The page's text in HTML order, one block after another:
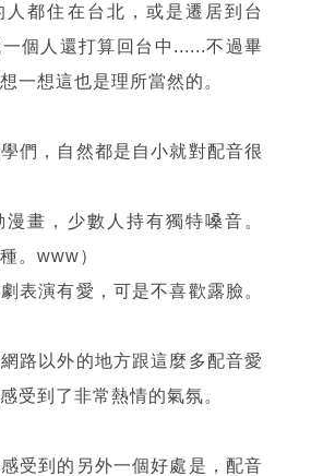
人都住在台北，或是遷居到台
個人還打算回台中......不過畢
一想這也是理所當然的。
們，自然都是自小就對配音很
畫，少數人持有獨特嗓音。
。www）
表演有愛，可是不喜歡露臉。
路以外的地方跟這麼多配音愛
受到了非常熱情的氣氛。
受到的另外一個好處是，配音